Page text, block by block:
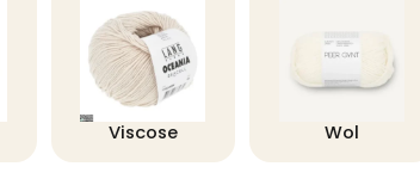
Viscose Wol